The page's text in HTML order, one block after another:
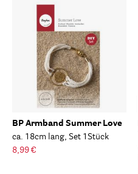
BP Armband Summer Love
ca. 18cm lang, Set 1Stück
8,99 €